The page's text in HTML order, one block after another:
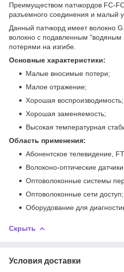
Преимуществом патчкордов FC-
разъемного соединения и малый
Данный патчкорд имеет волокно
волокно с подавленным
потерями на изгибе.
Основные характеристики:
Малые вносимые потери;
Малое отражение;
Хорошая воспроизводимость;
Хорошая заменяемость;
Высокая температурная
Область применения:
Абонентское телевидение,
Волоконо-оптические
Оптоволоконные системы
Оптоволоконные сети доступ;
Оборудование для
Скрыть
Условия доставки